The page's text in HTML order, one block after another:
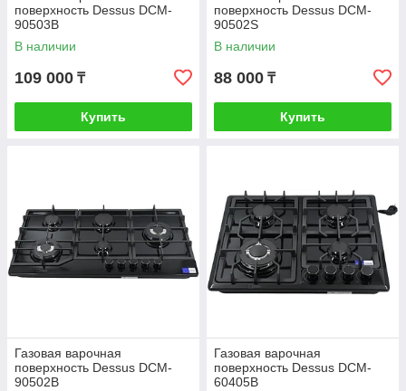
поверхность Dessus DCM-
90503B
В наличии
109 000 ₸
Купить
поверхность Dessus DCM-
90502S
В наличии
88 000 ₸
Купить
Газовая варочная
поверхность Dessus DCM-
90502B
Газовая варочная
поверхность Dessus DCM-
60405B